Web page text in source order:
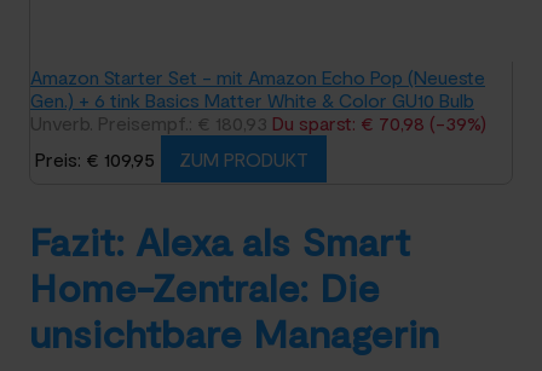
Amazon Starter Set - mit Amazon Echo Pop (Neueste
Gen.) + 6 tink Basics Matter White & Color GU10 Bulb
Unverb. Preisempf.: € 180,93 Du sparst: € 70,98 (-39%)
Preis: € 109,95
ZUM PRODUKT
Fazit: Alexa als Smart
Home-Zentrale: Die
unsichtbare Managerin